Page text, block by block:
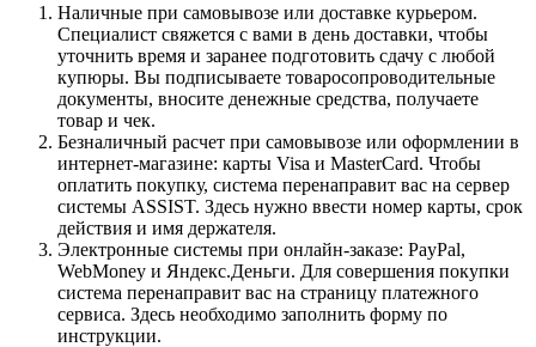
Наличные при самовывозе или доставке курьером.
Специалист свяжется с вами в день доставки, чтобы
уточнить время и заранее подготовить сдачу с любой
купюры. Вы подписываете товаросопроводительные
документы, вносите денежные средства, получаете
товар и чек.
Безналичный расчет при самовывозе или оформлении в
интернет-магазине: карты Visa и MasterCard. Чтобы
оплатить покупку, система перенаправит вас на сервер
системы ASSIST. Здесь нужно ввести номер карты, срок
действия и имя держателя.
Электронные системы при онлайн-заказе: PayPal,
WebMoney и Яндекс.Деньги. Для совершения покупки
система перенаправит вас на страницу платежного
сервиса. Здесь необходимо заполнить форму по
инструкции.